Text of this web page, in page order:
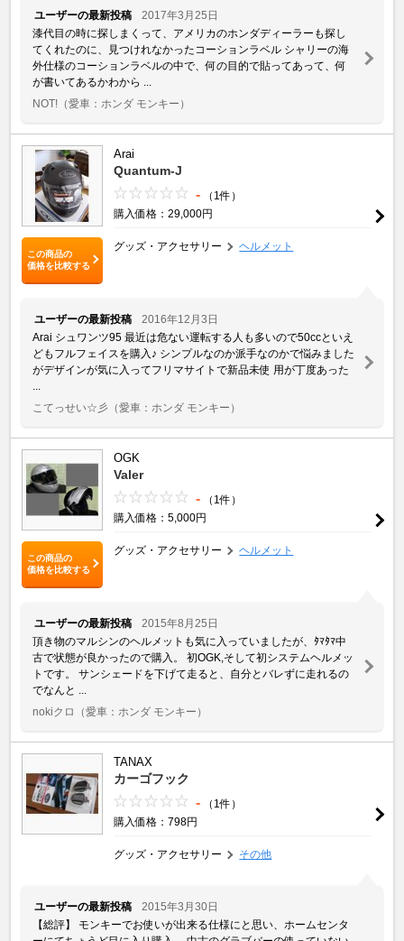
ユーザーの最新投稿
2017年3月25日
漆代目の時に探しまくって、アメリカのホンダディーラーも探し
てくれたのに、見つけれなかったコーションラベル シャリーの海
外仕様のコーションラベルの中で、何の目的で貼ってあって、何
が書いてあるかわから ...
NOT! （愛車：ホンダ モンキー）
この商品の
価格を比較する
Arai
Quantum-J
-
（1件）
購入価格：29,000円
グッズ・アクセサリー ヘルメット
ユーザーの最新投稿
2016年12月3日
Arai シュワンツ95 最近は危ない運転する人も多いので50ccといえ
どもフルフェイスを購入♪ シンプルなのか派手なのかで悩みました
がデザインが気に入ってフリマサイトで新品未使 用が丁度あった
こてっせい☆彡 （愛車：ホンダ モンキー）
この商品の
価格を比較する
OGK
Valer
-
（1件）
購入価格：5,000円
グッズ・アクセサリー ヘルメット
ユーザーの最新投稿
2015年8月25日
頂き物のマルシンのヘルメットも気に入っていましたが、ﾀﾏﾀﾏ中
古で状態が良かったので購入。 初OGK,そして初システムヘルメッ
トです。 サンシェードを下げて走ると、自分とバレずに走れるの
でなんと ...
nokiクロ
（愛車：ホンダ モンキー）
TANAX
カーゴフック
-
（1件）
購入価格：798円
グッズ・アクセサリー その他
ユーザーの最新投稿
2015年3月30日
【総評】 モンキーでお使いが出来る仕様にと思い、ホームセンタ